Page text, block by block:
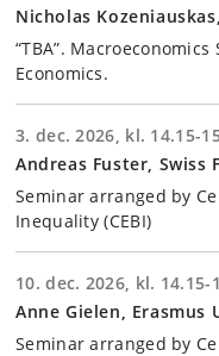
Nicholas
“TBA”.
Economics.
3. dec. 2026, kl. 14.15-
Andreas Fuster, Swiss
Seminar arranged by
Inequality (CEBI)
10. dec. 2026, kl. 14.15-
Anne Gielen,
Seminar arranged by